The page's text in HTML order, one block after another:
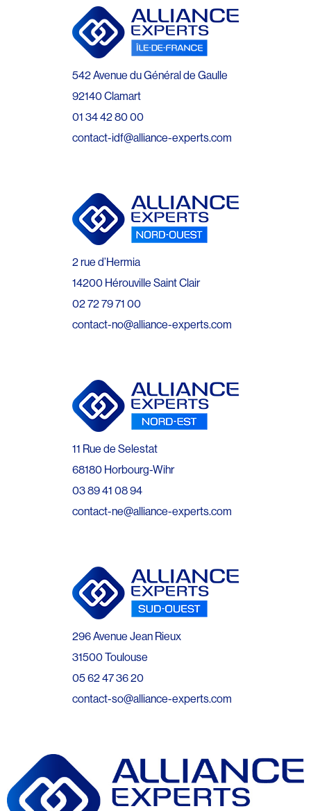
542 Avenue du Général de Gaulle
92140 Clamart
01 34 42 80 00
contact-idf@alliance-experts.com
2 rue d’Hermia
14200 Hérouville Saint Clair
02 72 79 71 00
contact-no@alliance-experts.com
11 Rue de Selestat
68180 Horbourg-Wihr
03 89 41 08 94
contact-ne@alliance-experts.com
296 Avenue Jean Rieux
31500 Toulouse
05 62 47 36 20
contact-so@alliance-experts.com